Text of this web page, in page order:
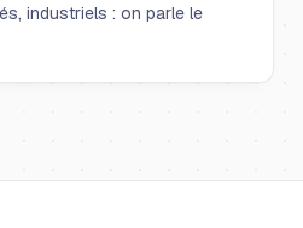
industriels : on parle le